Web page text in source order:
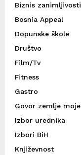
Biznis zanimljivosti
Bosnia Appeal
Dopunske škole
Društvo
Film/Tv
Fitness
Gastro
Govor zemlje moje
Izbor urednika
Izbori BiH
Književnost